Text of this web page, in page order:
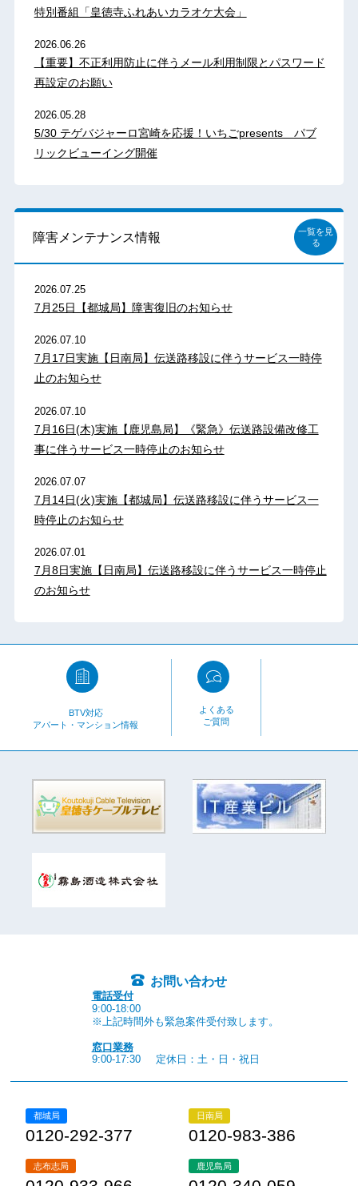
特別番組「皇徳寺ふれあいカラオケ大会」
2026.06.26
【重要】不正利用防止に伴うメール利用制限とパスワード
再設定のお願い
2026.05.28
5/30 テゲバジャーロ宮崎を応援！いちごpresents パブ
リックビューイング開催
障害メンテナンス情報
一覧を見
る
2026.07.25
7月25日【都城局】障害復旧のお知らせ
2026.07.10
7月17日実施【日南局】伝送路移設に伴うサービス一時停
止のお知らせ
2026.07.10
7月16日(木)実施【鹿児島局】《緊急》伝送路設備改修工
事に伴うサービス一時停止のお知らせ
2026.07.07
7月14日(火)実施【都城局】伝送路移設に伴うサービス一
時停止のお知らせ
2026.07.01
7月8日実施【日南局】伝送路移設に伴うサービス一時停止
のお知らせ
BTV対応
アパート・マンション情報
よくある
ご質問
お問い合わせ
電話受付
9:00-18:00
※上記時間外も緊急案件受付致します。
窓口業務
9:00-17:30
定休日：土・日・祝日
都城局
0120-292-377
日南局
0120-983-386
志布志局 鹿児島局